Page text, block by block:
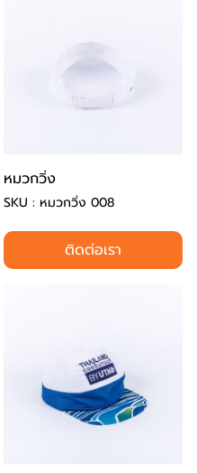
หมวกวิ่ง
SKU : หมวกวิ่ง 008
ติดต่อเรา